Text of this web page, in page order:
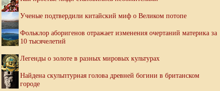
Ученые подтвердили китайский миф о Великом потопе
Фольклор аборигенов отражает изменения очертаний материка за
10 тысячелетий
Легенды о золоте в разных мировых культурах
Найдена скульптурная голова древней богини в британском
городе